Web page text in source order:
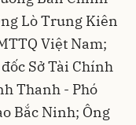
Lò Trung Kiên
Việt Nam;
Sở Tài Chính
Thanh - Phó
Bắc Ninh; Ông